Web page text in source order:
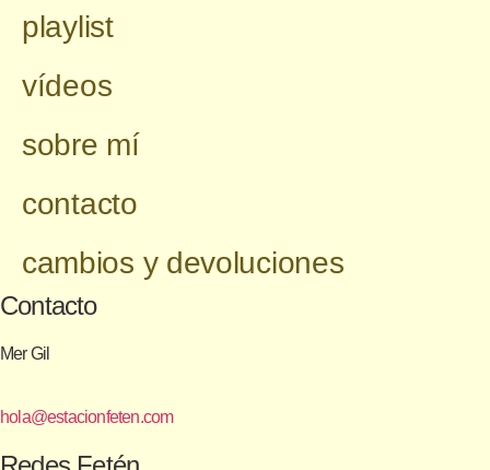
playlist
vídeos
sobre mí
contacto
cambios y devoluciones
Contacto
Mer Gil
hola@estacionfeten.com